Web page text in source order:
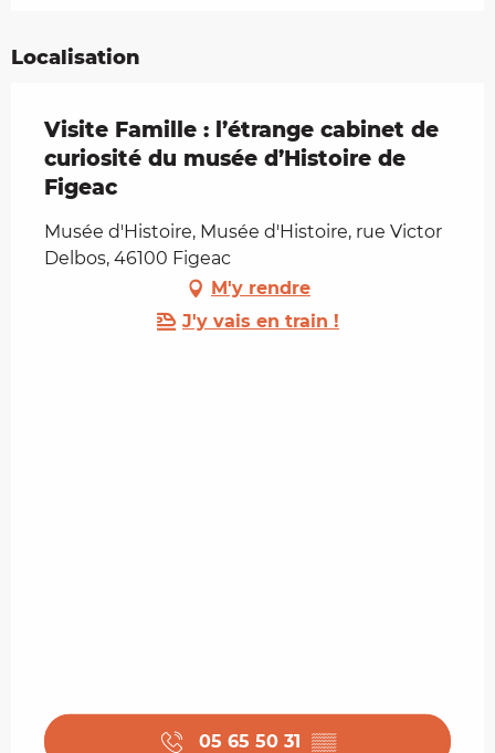
Localisation
Visite Famille : l’étrange cabinet de
curiosité du musée d’Histoire de
Figeac
Musée d'Histoire, Musée d'Histoire, rue Victor
Delbos, 46100 Figeac
M'y rendre
J'y vais en train !
05 65 50 31 ▒▒